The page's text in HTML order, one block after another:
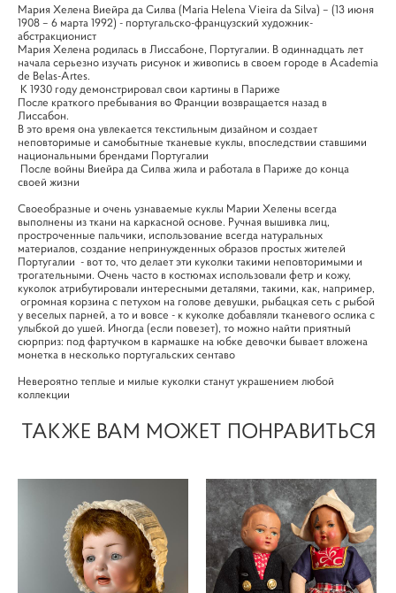
Мария Хелена Виейра да Силва (Maria Helena Vieira da Silva) – (13 июня
1908 – 6 марта 1992) - португальско-французский художник-
абстракционист
Мария Хелена родилась в Лиссабоне, Португалии. В одиннадцать лет
начала серьезно изучать рисунок и живопись в своем городе в Academia
de Belas-Artes.
К 1930 году демонстрировал свои картины в Париже
После краткого пребывания во Франции возвращается назад в
Лиссабон.
В это время она увлекается текстильным дизайном и создает
неповторимые и самобытные тканевые куклы, впоследствии ставшими
национальными брендами Португалии
После войны Виейра да Силва жила и работала в Париже до конца
своей жизни
Своеобразные и очень узнаваемые куклы Марии Хелены всегда
выполнены из ткани на каркасной основе. Ручная вышивка лиц,
простроченные пальчики, использование всегда натуральных
материалов, создание непринужденных образов простых жителей
Португалии - вот то, что делает эти куколки такими неповторимыми и
трогательными. Очень часто в костюмах использовали фетр и кожу,
куколок атрибутировали интересными деталями, такими, как, например,
огромная корзина с петухом на голове девушки, рыбацкая сеть с рыбой
у веселых парней, а то и вовсе - к куколке добавляли тканевого ослика с
улыбкой до ушей. Иногда (если повезет), то можно найти приятный
сюрприз: под фартучком в кармашке на юбке девочки бывает вложена
монетка в несколько португальских сентаво
Невероятно теплые и милые куколки станут украшением любой
коллекции
ТАКЖЕ ВАМ МОЖЕТ ПОНРАВИТЬСЯ